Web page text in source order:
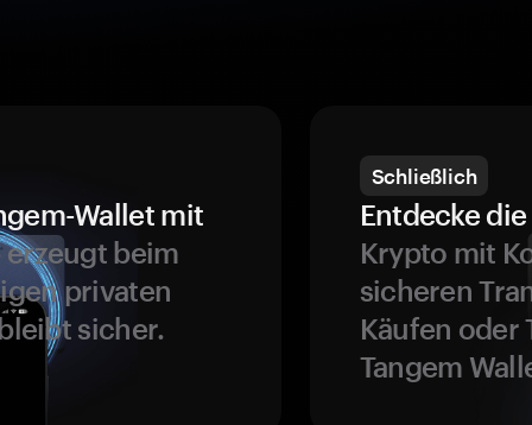
Wallet mit
beim
privaten
sicher.
Schließlich
Entdecke
Krypto mit
sicheren
Käufen oder
Tangem